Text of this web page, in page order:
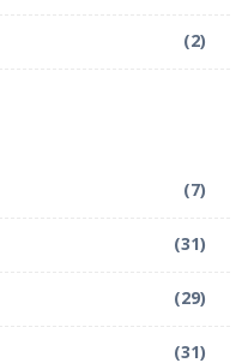
(2)
(7)
(31)
(29)
(31)